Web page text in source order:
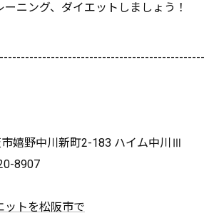
ニング、ダイエットしましょう！
嬉野中川新町2-183 ハイム中川Ⅲ
8907
ットを松阪市で